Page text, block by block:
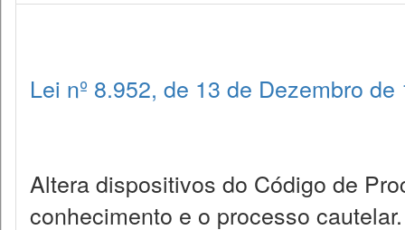
Lei nº 8.952, de 13 de Dezembro de
Altera dispositivos do Código de
conhecimento e o processo cautelar.